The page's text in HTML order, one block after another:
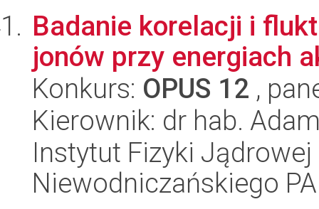
Badanie korelacji i
jonów przy energiach
Konkurs: OPUS 12 ,
Kierownik: dr hab.
Instytut Fizyki
Niewodniczańskiego